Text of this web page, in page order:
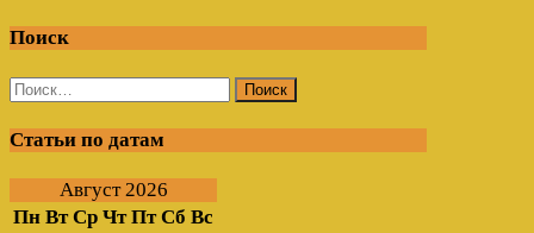
Поиск
Найти:
Статьи по датам
Август 2026
Пн Вт Ср Чт Пт Сб Вс